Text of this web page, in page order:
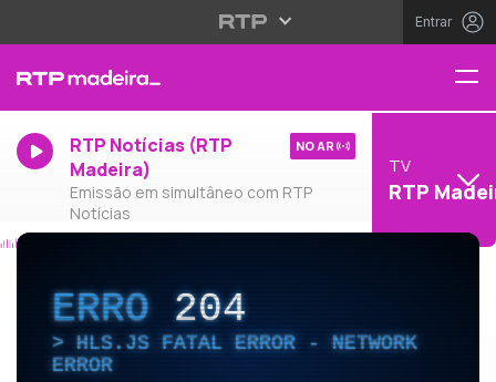
Entrar
RTP Notícias (RTP
Madeira)
Emissão em simultâneo com RTP
Notícias
NO AR
TV
RTP
ERRO204
HLS.JS FATAL ERROR - NETWORK
ERROR